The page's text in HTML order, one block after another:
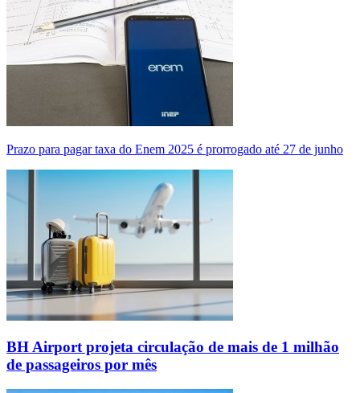
Prazo para pagar taxa do Enem 2025 é prorrogado até 27 de junho
BH Airport projeta circulação de mais de 1 milhão
de passageiros por mês